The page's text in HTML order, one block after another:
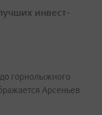
инвест-
горнолыжного
Арсеньев